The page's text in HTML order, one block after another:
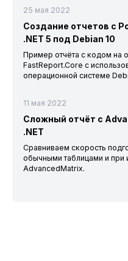
25 мая 2022
Создание отчетов с
.NET 5 под Debian 10
Пример отчёта с кодом на
FastReport.Core с
операционной системе
11 мая 2022
Сложный отчёт с
.NET
Сравниваем скорость
обычными таблицами и при
AdvancedMatrix.